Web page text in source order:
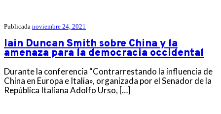
Publicada noviembre 24, 2021
Iain Duncan Smith sobre China y la
amenaza para la democracia occidental
Durante la conferencia “Contrarrestando la influencia de
China en Europa e Italia», organizada por el Senador de la
República Italiana Adolfo Urso, […]